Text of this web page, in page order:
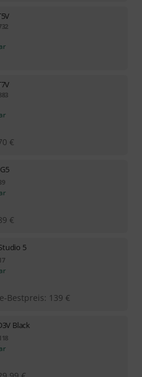
€
€
5
17
Bestpreis: 139 €
Black
118